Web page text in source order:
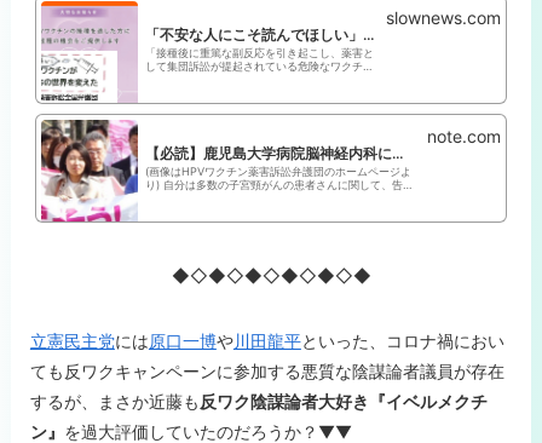
「不安な人にこそ読んでほしい」 鈴木エイトが傍聴した『HPVワクチン被害』裁判レポート｜SlowNews | スローニュース
「接種後に重篤な副反応を引き起こし、薬害と
して集団訴訟が提起されている危険なワクチ
が、HPVワクチンについては国内外で有効性
と安全性を担保するエビデンスが積...
slownews.com
【必読】鹿児島大学病院脳神経内科に学ぶ、"HPVワクチン後遺症"の作り方｜たぬきち
(画像はHPVワクチン薬害訴訟弁護団のホームページよ
り) 自分は多数の子宮頸がんの患者さんに関して、告知
いますが、現在進行形で、"HPVワク...
note.com
◆◇◆◇◆◇◆◇◆◇◆
立憲民主党には原口一博や川田龍平といった、コロナ禍におい
ても反ワクキャンペーンに参加する悪質な陰謀論者議員が存在
するが、まさか近藤も 反ワク陰謀論者大好き『イベルメクチ
ン』 を過大評価していたのだろうか？▼▼